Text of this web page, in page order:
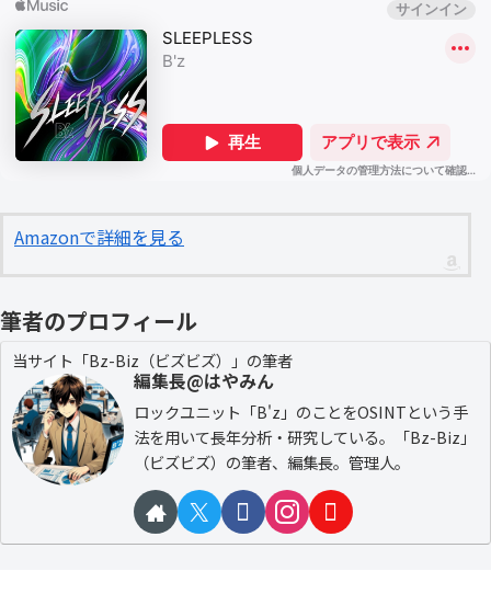
Amazonで詳細を見る
筆者のプロフィール
当サイト「Bz-Biz（ビズビズ）」の筆者
編集長@はやみん
ロックユニット「B'z」のことをOSINTという手
法を用いて長年分析・研究している。「Bz-Biz」
（ビズビズ）の筆者、編集長。管理人。